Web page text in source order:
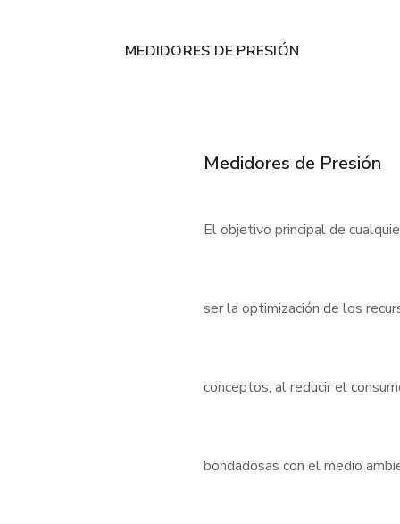
MEDIDORES DE PRESIÓN
Medidores de Presión
El objetivo principal de
ser la optimización de los
conceptos, al reducir el
bondadosas con el medio